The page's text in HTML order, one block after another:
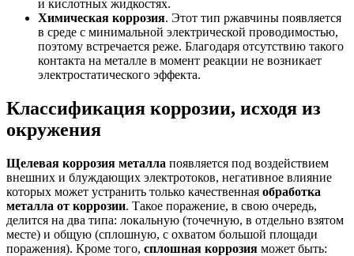
и кислотных жидкостях.
Химическая коррозия. Этот тип ржавчины появляется
в среде с минимальной электрической проводимостью,
поэтому встречается реже. Благодаря отсутствию такого
контакта на металле в момент реакции не возникает
электростатического эффекта.
Классификация коррозии, исходя из
окружения
Щелевая коррозия металла появляется под воздействием
внешних и блуждающих электротоков, негативное влияние
которых может устранить только качественная обработка
металла от коррозии. Такое поражение, в свою очередь,
делится на два типа: локальную (точечную, в отдельно взятом
месте) и общую (сплошную, с охватом большой площади
поражения). Кроме того, сплошная коррозия может быть: